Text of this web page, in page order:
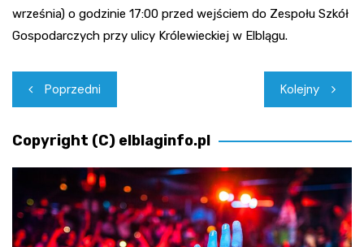
września) o godzinie 17:00 przed wejściem do Zespołu Szkół
Gospodarczych przy ulicy Królewieckiej w Elblągu.
Nawigacja
wpisu
Poprzedni Kolejny
Copyright (C) elblaginfo.pl